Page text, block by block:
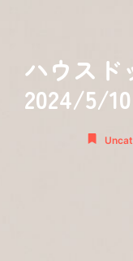
ハウスド
2024/5/10